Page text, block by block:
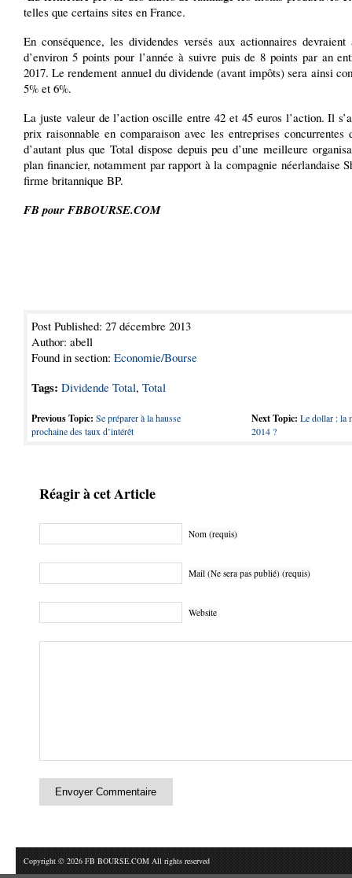
telles que certains sites en France.
En conséquence, les dividendes versés aux actionnaires devraient
d’environ 5 points pour l’année à suivre puis de 8 points par an
2017. Le rendement annuel du dividende (avant impôts) sera ainsi
5% et 6%.
La juste valeur de l’action oscille entre 42 et 45 euros l’action. Il
prix raisonnable en comparaison avec les entreprises concurrentes
d’autant plus que Total dispose depuis peu d’une meilleure
plan financier, notamment par rapport à la compagnie néerlandaise
firme britannique BP.
FB pour FBBOURSE.COM
Post Published: 27 décembre 2013
Author: abell
Found in section: Economie/Bourse
Tags: Dividende Total, Total
Previous Topic: Se préparer à la hausse
prochaine des taux d’intérêt
Next Topic: Le dollar : la
2014 ?
Réagir à cet Article
Nom (requis)
Mail (Ne sera pas publié) (requis)
Website
Copyright © 2026 FB BOURSE.COM All rights reserved